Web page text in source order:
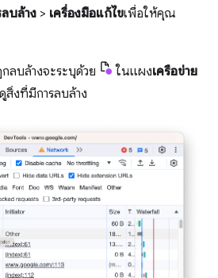
บล้าง > เครื่องมือแก้ไขเพื่อให้คุณ
ลบล้างจะระบุด้วย ในแผงเครือข่าย
สิ่งที่มีการลบล้าง